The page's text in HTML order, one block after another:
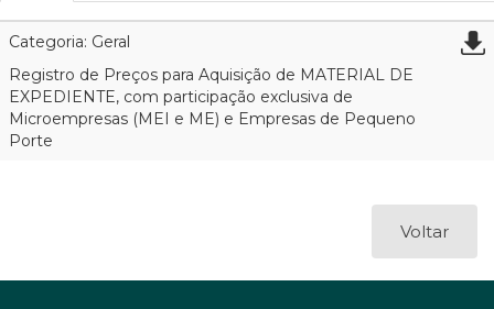
Categoria: Geral
Registro de Preços para Aquisição de MATERIAL DE
EXPEDIENTE, com participação exclusiva de
Microempresas (MEI e ME) e Empresas de Pequeno
Porte
Voltar